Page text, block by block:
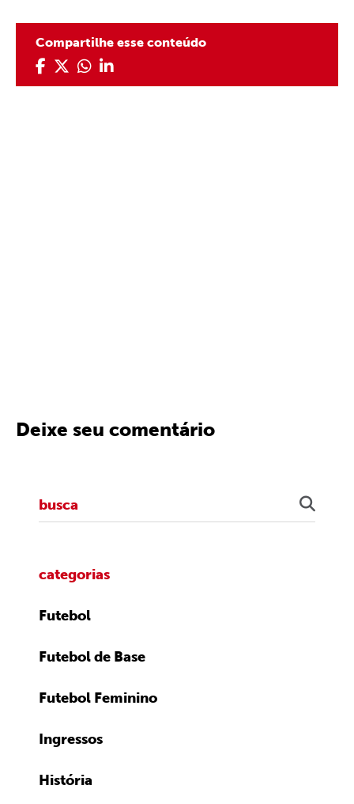
Compartilhe esse conteúdo
Deixe seu comentário
categorias
Futebol
Futebol de Base
Futebol Feminino
Ingressos
História